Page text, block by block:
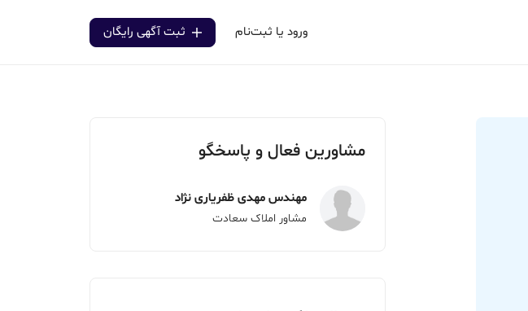
ورود یا ثبت‌نام ثبت آگهی رایگان
مشاورین فعال و پاسخگو
مهندس مهدی ظفریاری نژاد
مشاور املاک سعادت